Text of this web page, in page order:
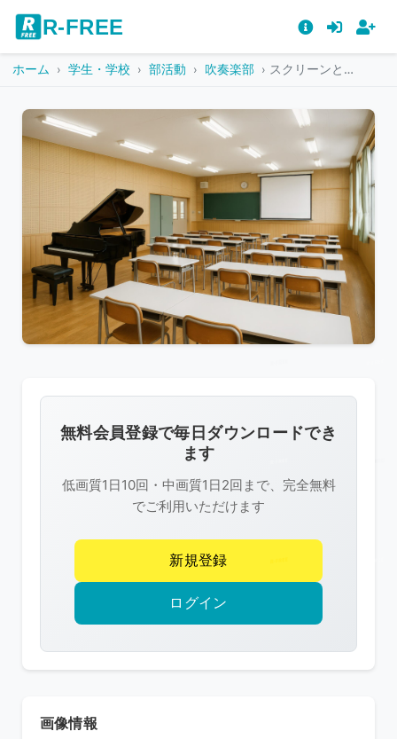
R-FREE
ホーム 学生・学校 部活動 吹奏楽部 スクリーンとグランドピアノがある学校の音楽室
像
は
R-
FREE
作
権
護
無料会員登録で毎日ダウンロードでき
ます
低画質1日10回・中画質1日2回まで、完全無料
でご利用いただけます
新規登録
ログイン
画像情報